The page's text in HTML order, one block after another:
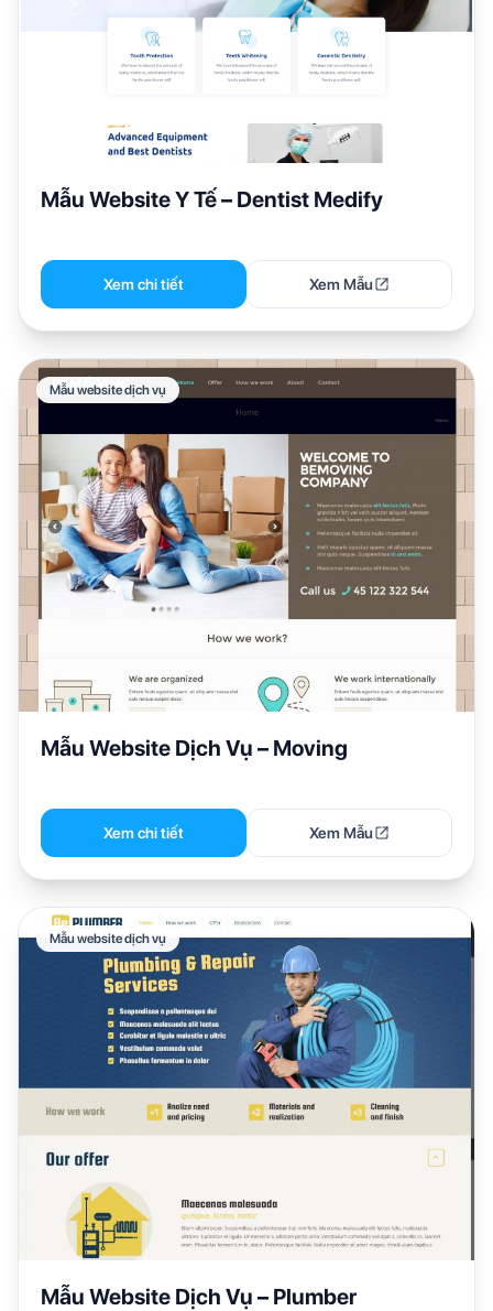
Mẫu Website Y Tế – Dentist Medify
Xem chi tiết Xem Mẫu
Mẫu website dịch vụ
Mẫu Website Dịch Vụ – Moving
Xem chi tiết Xem Mẫu
Mẫu website dịch vụ
Mẫu Website Dịch Vụ – Plumber